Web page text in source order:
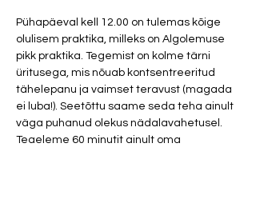
Pühapäeval kell 12.00 on tulemas kõige
olulisem praktika, milleks on Algolemuse
pikk praktika. Tegemist on kolme tärni
üritusega, mis nõuab kontsentreeritud
tähelepanu ja vaimset teravust (magada
ei luba!). Seetõttu saame seda teha ainult
väga puhanud olekus nädalavahetusel.
Tegeleme 60 minutit ainult oma